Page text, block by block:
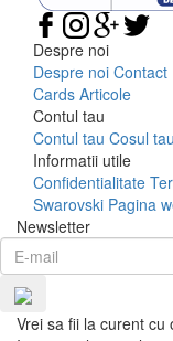
Despre noi
Despre noi Contact
Cards Articole
Contul tau
Contul tau Cosul tau
Informatii utile
Confidentialitate
Swarovski Pagina
Newsletter
Vrei sa fii la curent cu